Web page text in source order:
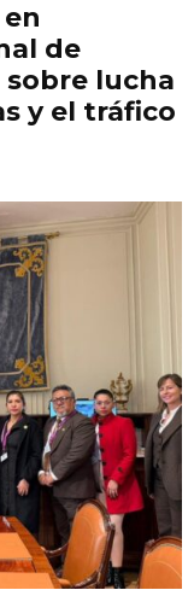
de
sobre lucha
y el tráfico